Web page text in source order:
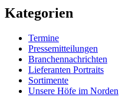
Kategorien
Termine
Pressemitteilungen
Branchennachrichten
Lieferanten Portraits
Sortimente
Unsere Höfe im Norden